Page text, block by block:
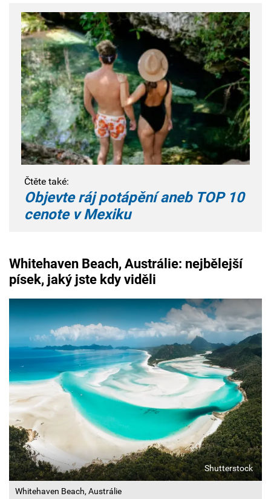
Čtěte také:
Objevte ráj potápění aneb TOP 10
cenote v Mexiku
Whitehaven Beach, Austrálie: nejbělejší
písek, jaký jste kdy viděli
Whitehaven Beach, Austrálie
Shutterstock